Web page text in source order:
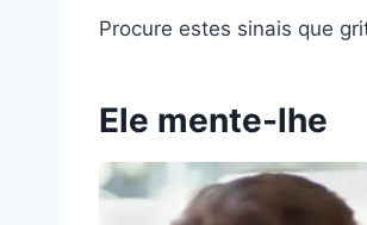
Procure estes sinais que
Ele mente-lhe